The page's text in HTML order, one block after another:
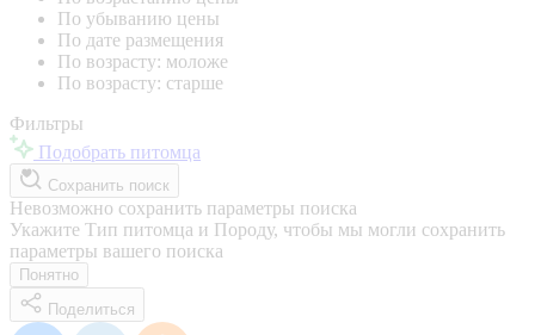
По убыванию цены
По дате размещения
По возрасту: моложе
По возрасту: старше
Фильтры
Подобрать питомца
Сохранить поиск
Невозможно сохранить параметры поиска
Укажите Тип питомца и Породу, чтобы мы могли сохранить
параметры вашего поиска
Понятно
Поделиться